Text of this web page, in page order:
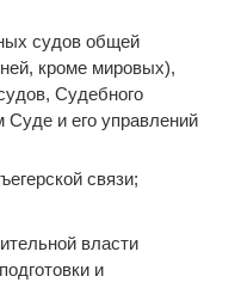
судов общей
кроме мировых),
Судебного
Суде и его управлений
связи;
власти
и